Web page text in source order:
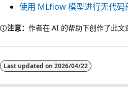
使用 MLflow 模型进行无代码
注意： 作者在 AI 的帮助下创作了此文
Last updated on 2026/04/22